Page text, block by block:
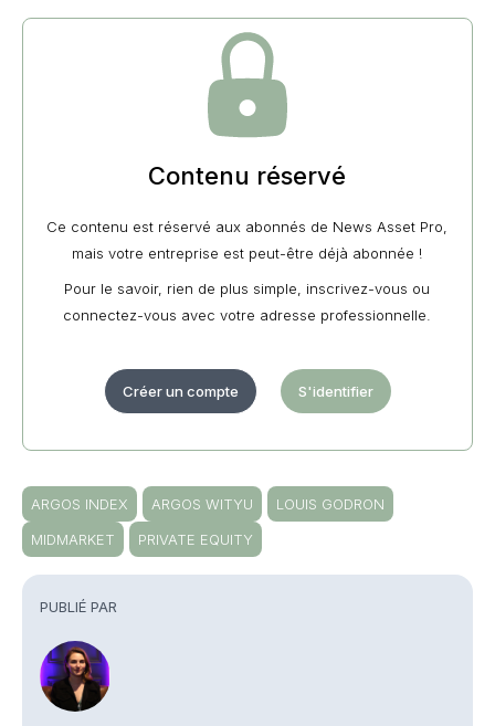
PUBLIÉ PAR
Contenu réservé
Ce contenu est réservé aux abonnés de News Asset Pro,
mais votre entreprise est peut-être déjà abonnée !
Pour le savoir, rien de plus simple, inscrivez-vous ou
connectez-vous avec votre adresse professionnelle.
Créer un compte S'identifier
ARGOS INDEX ARGOS WITYU
LOUIS GODRON
MIDMARKET
PRIVATE EQUITY